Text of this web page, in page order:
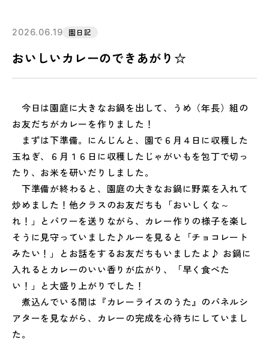
2026.06.19 園日記
おいしいカレーのできあがり☆
今日は園庭に大きなお鍋を出して、
うめ（年長）組の
お友だちがカレーを作りました！
まずは下準備。にんじんと、園で６月４日に収穫した
玉ねぎ、６月１６日に収穫したじゃがいもを包丁で切っ
たり、 お米を研いだりしました。
下準備が終わると、園庭の大きなお鍋に野菜を入れて
炒めました！他クラスのお友だちも「おいしくな～
れ！」とパワーを送りながら、カレー作りの様子を楽し
そうに見守っていました♪ルーを見ると「チョコレート
みたい！」
とお話をするお友だちもいましたよ♪ お鍋に
入れるとカレーのいい香りが広がり、「早く食べた
い！」
と大盛り上がりでした！
煮込んでいる間は『カレーライスのうた』 のパネルシ
アターを見ながら、
カレーの完成を心待ちにしていまし
た。